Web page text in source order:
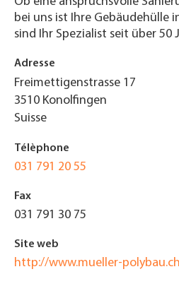
bei uns ist Ihre Gebäudehülle
sind Ihr Spezialist seit über 50
Adresse
Freimettigenstrasse 17
3510 Konolfingen
Suisse
Télèphone
031 791 20 55
Fax
031 791 30 75
Site web
http://www.mueller-polybau.ch